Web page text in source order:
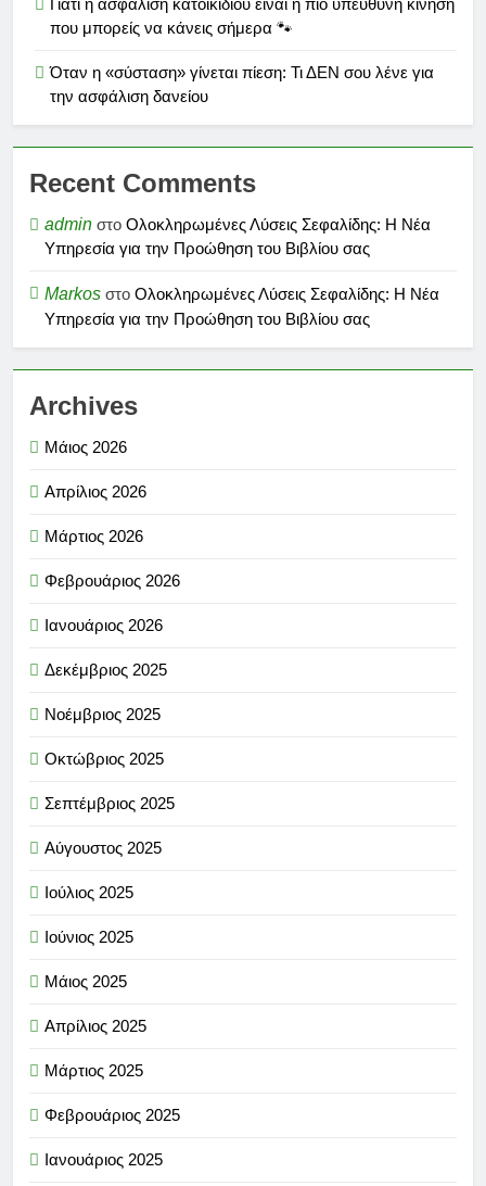
Γιατί η ασφάλιση κατοικίδιου είναι η πιο υπεύθυνη κίνηση
που μπορείς να κάνεις σήμερα 🐾
Όταν η «σύσταση» γίνεται πίεση: Τι ΔΕΝ σου λένε για
την ασφάλιση δανείου
Recent Comments
admin στο Ολοκληρωμένες Λύσεις Σεφαλίδης: Η Νέα
Υπηρεσία για την Προώθηση του Βιβλίου σας
Markos στο Ολοκληρωμένες Λύσεις Σεφαλίδης: Η Νέα
Υπηρεσία για την Προώθηση του Βιβλίου σας
Archives
Μάιος 2026
Απρίλιος 2026
Μάρτιος 2026
Φεβρουάριος 2026
Ιανουάριος 2026
Δεκέμβριος 2025
Νοέμβριος 2025
Οκτώβριος 2025
Σεπτέμβριος 2025
Αύγουστος 2025
Ιούλιος 2025
Ιούνιος 2025
Μάιος 2025
Απρίλιος 2025
Μάρτιος 2025
Φεβρουάριος 2025
Ιανουάριος 2025